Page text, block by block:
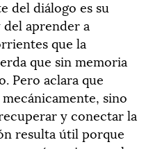
del diálogo es su
del aprender a
que la
que sin memoria
Pero aclara que
sino
y conectar la
resulta útil porque